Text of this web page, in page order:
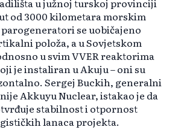
u južnoj turskoj provinciji
od 3000 kilometara morskim
se uobičajeno
položa, a u Sovjetskom
u svim VVER reaktorima
je instaliran u Akuju – oni su
Sergej Buckih, generalni
Akkuyu Nuclear, istakao je da
stabilnost i otpornost
lanaca projekta.